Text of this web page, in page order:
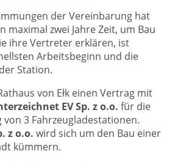
der Vereinbarung hat
maximal zwei Jahre Zeit, um Bau
ihre Vertreter erklären, ist
Arbeitsbeginn und die
Station.
von Ełk einen Vertrag mit
EV Sp. z o.o. für die
3 Fahrzeugladestationen.
z o.o. wird sich um den Bau einer
kümmern.